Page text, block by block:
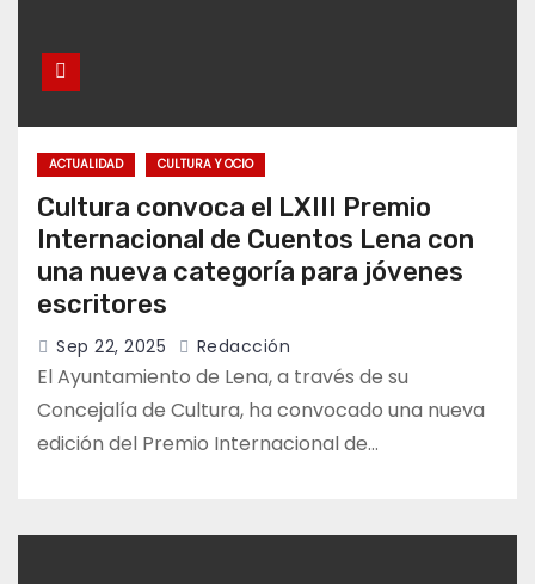
ACTUALIDAD CULTURA Y OCIO
Cultura convoca el LXIII Premio
Internacional de Cuentos Lena con
una nueva categoría para jóvenes
escritores
Sep 22, 2025 Redacción
El Ayuntamiento de Lena, a través de su
Concejalía de Cultura, ha convocado una nueva
edición del Premio Internacional de…